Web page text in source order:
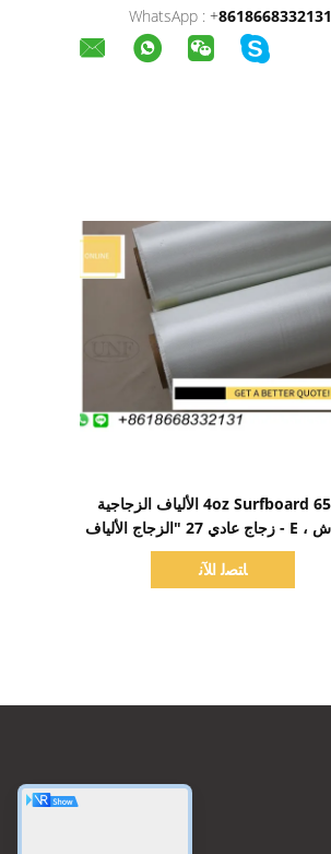
+8618668332131
اظهر التفاصيل
6522 4oz Surfboard الألياف الزجاجية
القماش ، E - زجاج عادي 27 "الزجاج الألياف
القماش
ﺎﺘﺼﻟ ﺍﻶﻧ